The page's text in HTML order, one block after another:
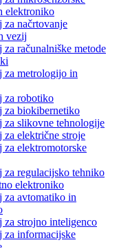
elektroniko
za načrtovanje
vezij
računalniške metode
za metrologijo in
za robotiko
za biokibernetiko
za slikovne tehnologije
za električne stroje
za elektromotorske
za regulacijsko tehniko
elektroniko
za avtomatiko in
za strojno inteligenco
za informacijske